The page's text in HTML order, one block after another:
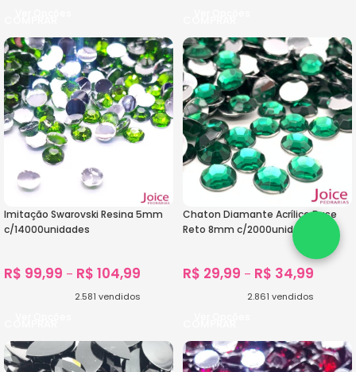
Imitação Swarovski Resina 5mm
c/14000unidades
R$ 99,99 – R$ 104,99
2.581 vendidos
Chaton Diamante Acrílico Base
Reto 8mm c/2000unidades
R$ 29,99 – R$ 34,99
2.861 vendidos